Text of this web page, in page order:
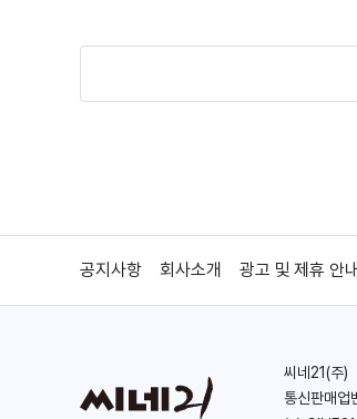
＜아야와 마녀＞
공지사항 회사소개 광고 및 제휴 안내
씨네21(주)
통신판매